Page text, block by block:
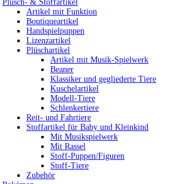
Plüsch- & Stoffartikel
Artikel mit Funktion
Boutiqueartikel
Handspielpuppen
Lizenzartikel
Plüschartikel
Artikel mit Musik-Spielwerk
Beaner
Klassiker und gegliederte Tiere
Kuschelartikel
Modell-Tiere
Schlenkertiere
Reit- und Fahrtiere
Stoffartikel für Baby und Kleinkind
Mit Musikspielwerk
Mit Rassel
Stoff-Puppen/Figuren
Stoff-Tiere
Zubehör